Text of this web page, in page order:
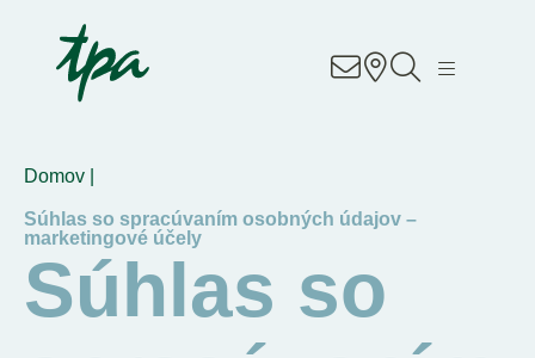
Know-how
Sektory
O nás
Domov |
Súhlas so spracúvaním osobných údajov –
marketingové účely
Súhlas so